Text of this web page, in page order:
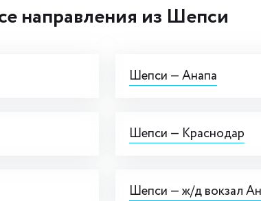
направления из Шепси
Шепси — Анапа
Шепси — Краснодар
Шепси — ж/д вокзал